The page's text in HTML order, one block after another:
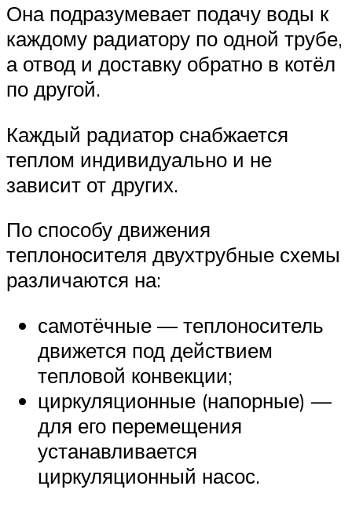
Она подразумевает подачу воды к
каждому радиатору по одной трубе,
а отвод и доставку обратно в котёл
по другой.
Каждый радиатор снабжается
теплом индивидуально и не
зависит от других.
По способу движения
теплоносителя двухтрубные схемы
различаются на:
самотёчные — теплоноситель
движется под действием
тепловой конвекции;
циркуляционные (напорные) —
для его перемещения
устанавливается
циркуляционный насос.